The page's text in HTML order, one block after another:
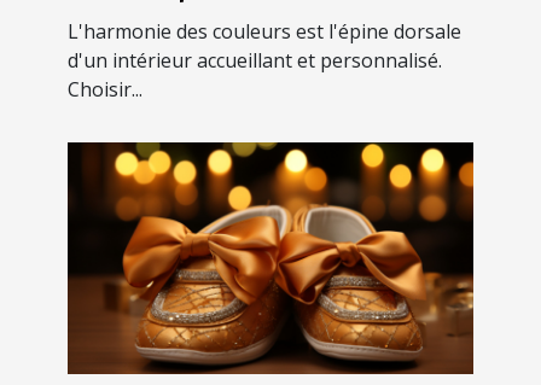
intérieure
L'harmonie des couleurs est l'épine dorsale
d'un intérieur accueillant et personnalisé.
Choisir...